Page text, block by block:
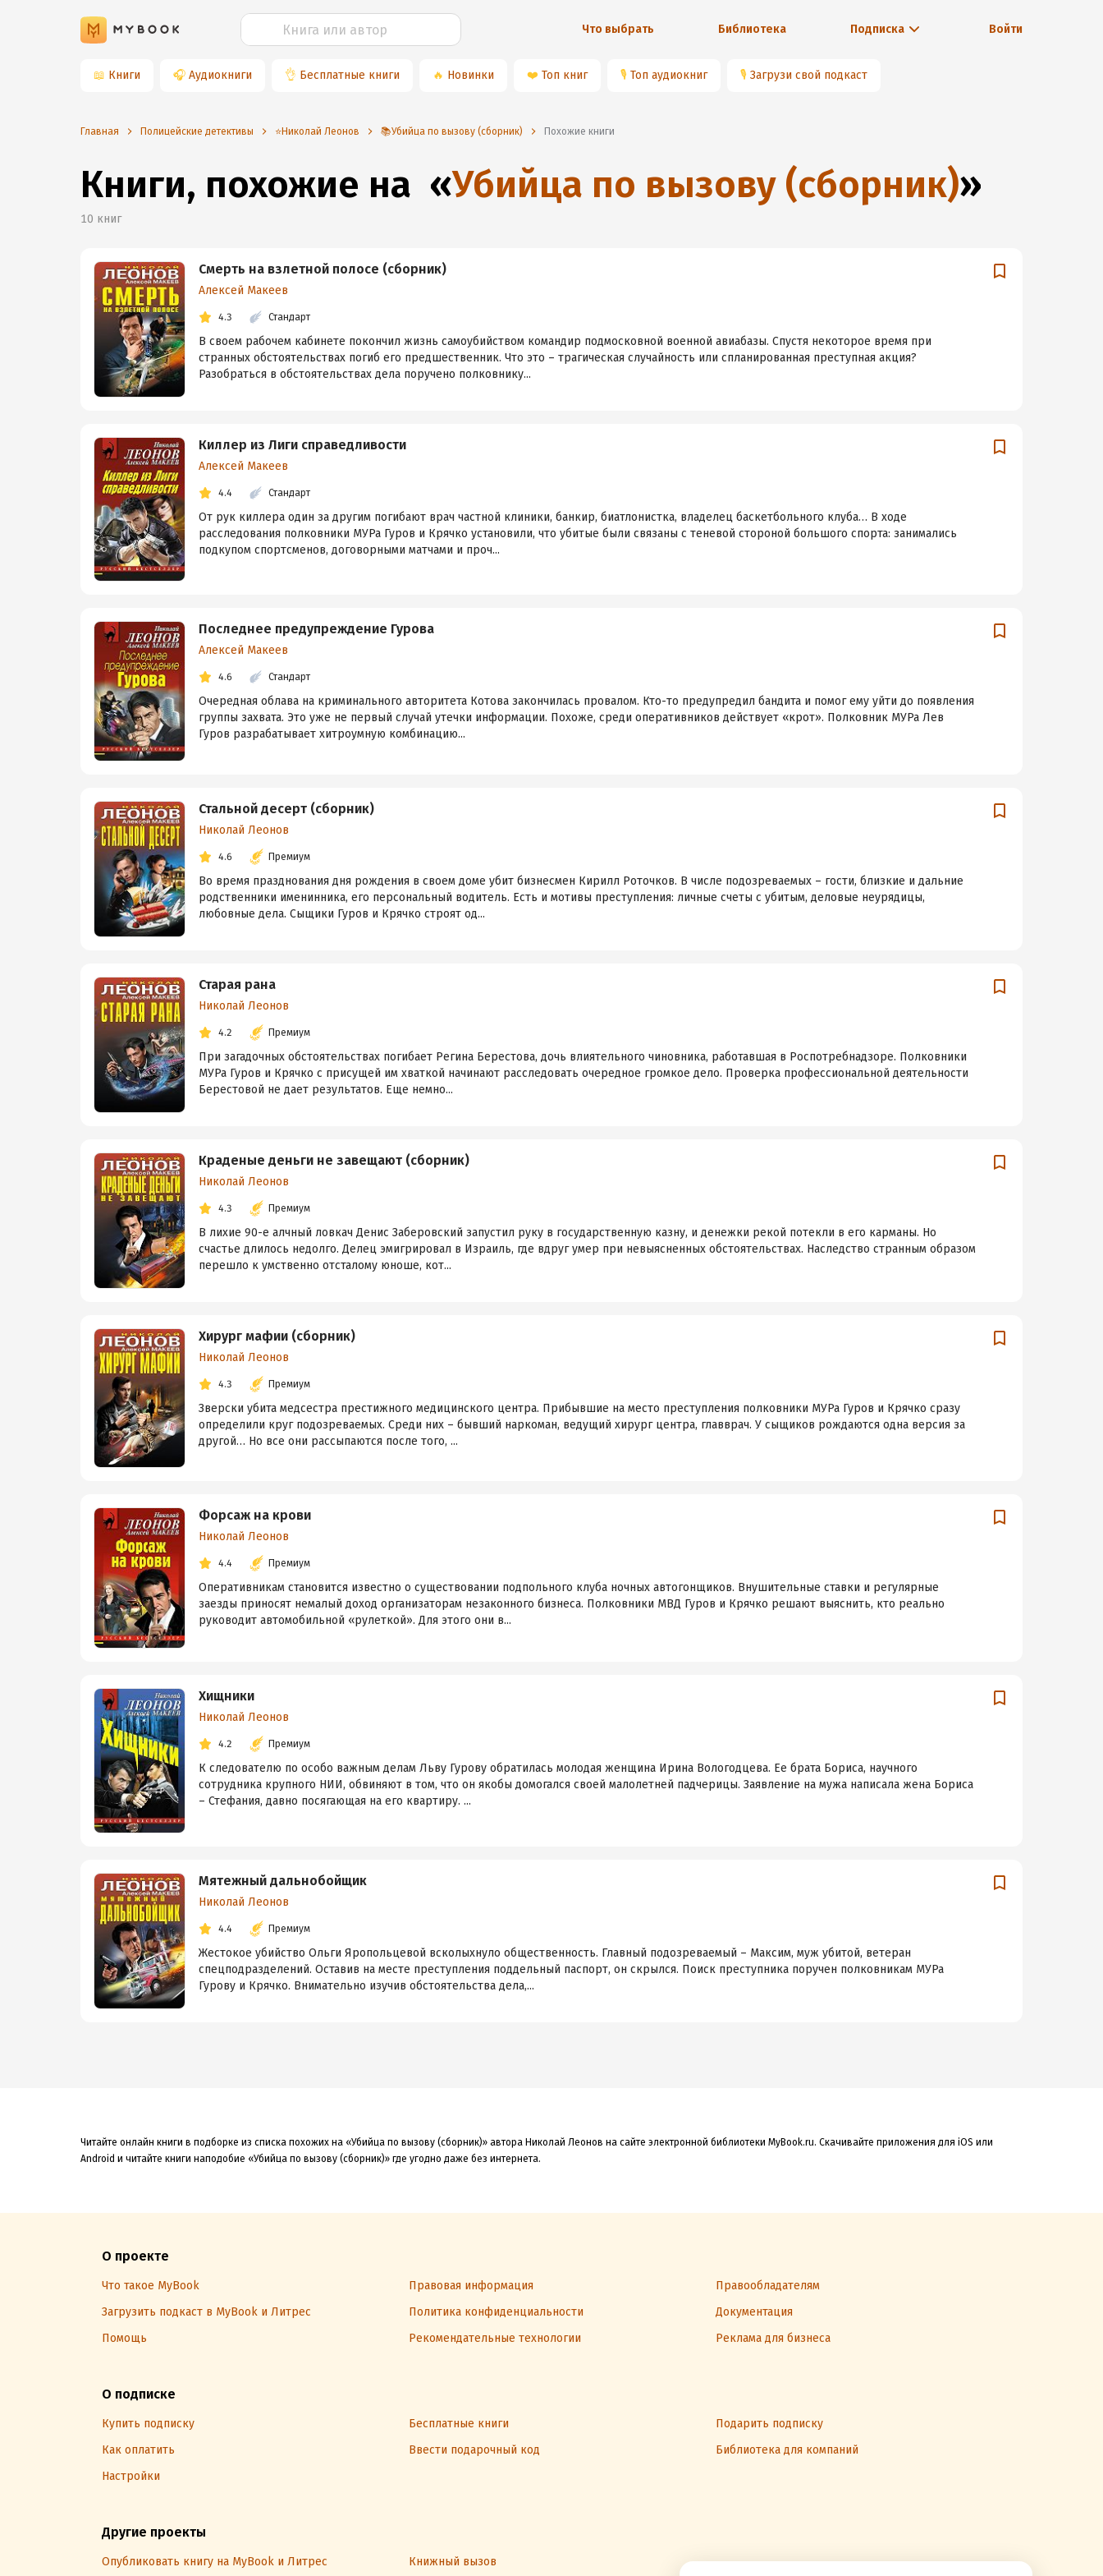
Что выбрать Библиотека Подписка Войти
📖 Книги 🎧 Аудиокниги 👌 Бесплатные книги 🔥 Новинки ❤️ Топ книг 🎙 Топ аудиокниг 🎙 Загрузи свой подкаст
Главная Полицейские детективы ⭐️Николай Леонов 📚Убийца по вызову (сборник) Похожие книги
Книги, похожие на «Убийца по вызову (сборник)»
10 книг
Смерть на взлетной полосе (сборник)
Алексей Макеев
4.3 Стандарт
В своем рабочем кабинете покончил жизнь самоубийством командир подмосковной военной авиабазы. Спустя некоторое время при
странных обстоятельствах погиб его предшественник. Что это – трагическая случайность или спланированная преступная акция?
Разобраться в обстоятельствах дела поручено полковнику...
Киллер из Лиги справедливости
Алексей Макеев
4.4 Стандарт
От рук киллера один за другим погибают врач частной клиники, банкир, биатлонистка, владелец баскетбольного клуба… В ходе
расследования полковники МУРа Гуров и Крячко установили, что убитые были связаны с теневой стороной большого спорта: занимались
подкупом спортсменов, договорными матчами и проч...
Последнее предупреждение Гурова
Алексей Макеев
4.6 Стандарт
Очередная облава на криминального авторитета Котова закончилась провалом. Кто-то предупредил бандита и помог ему уйти до появления
группы захвата. Это уже не первый случай утечки информации. Похоже, среди оперативников действует «крот». Полковник МУРа Лев
Гуров разрабатывает хитроумную комбинацию...
Стальной десерт (сборник)
Николай Леонов
4.6 Премиум
Во время празднования дня рождения в своем доме убит бизнесмен Кирилл Роточков. В числе подозреваемых – гости, близкие и дальние
родственники именинника, его персональный водитель. Есть и мотивы преступления: личные счеты с убитым, деловые неурядицы,
любовные дела. Сыщики Гуров и Крячко строят од...
Старая рана
Николай Леонов
4.2 Премиум
При загадочных обстоятельствах погибает Регина Берестова, дочь влиятельного чиновника, работавшая в Роспотребнадзоре. Полковники
МУРа Гуров и Крячко с присущей им хваткой начинают расследовать очередное громкое дело. Проверка профессиональной деятельности
Берестовой не дает результатов. Еще немно...
Краденые деньги не завещают (сборник)
Николай Леонов
4.3 Премиум
В лихие 90-е алчный ловкач Денис Заберовский запустил руку в государственную казну, и денежки рекой потекли в его карманы. Но
счастье длилось недолго. Делец эмигрировал в Израиль, где вдруг умер при невыясненных обстоятельствах. Наследство странным образом
перешло к умственно отсталому юноше, кот...
Хирург мафии (сборник)
Николай Леонов
4.3 Премиум
Зверски убита медсестра престижного медицинского центра. Прибывшие на место преступления полковники МУРа Гуров и Крячко сразу
определили круг подозреваемых. Среди них – бывший наркоман, ведущий хирург центра, главврач. У сыщиков рождаются одна версия за
другой… Но все они рассыпаются после того, ...
Форсаж на крови
Николай Леонов
4.4 Премиум
Оперативникам становится известно о существовании подпольного клуба ночных автогонщиков. Внушительные ставки и регулярные
заезды приносят немалый доход организаторам незаконного бизнеса. Полковники МВД Гуров и Крячко решают выяснить, кто реально
руководит автомобильной «рулеткой». Для этого они в...
Хищники
Николай Леонов
4.2 Премиум
К следователю по особо важным делам Льву Гурову обратилась молодая женщина Ирина Вологодцева. Ее брата Бориса, научного
сотрудника крупного НИИ, обвиняют в том, что он якобы домогался своей малолетней падчерицы. Заявление на мужа написала жена Бориса
– Стефания, давно посягающая на его квартиру. ...
Мятежный дальнобойщик
Николай Леонов
4.4 Премиум
Жестокое убийство Ольги Яропольцевой всколыхнуло общественность. Главный подозреваемый – Максим, муж убитой, ветеран
спецподразделений. Оставив на месте преступления поддельный паспорт, он скрылся. Поиск преступника поручен полковникам МУРа
Гурову и Крячко. Внимательно изучив обстоятельства дела,...
Читайте онлайн книги в подборке из списка похожих на «Убийца по вызову (сборник)» автора Николай Леонов на сайте электронной библиотеки MyBook.ru. Скачивайте приложения для iOS или
Android и читайте книги наподобие «Убийца по вызову (сборник)» где угодно даже без интернета.
О проекте
Что такое MyBook Правовая информация
Правообладателям
Загрузить подкаст в MyBook и Литрес
Политика конфиденциальности
Документация
Помощь
Рекомендательные технологии Реклама для бизнеса
О подписке
Купить подписку Бесплатные книги
Подарить подписку
Как оплатить
Ввести подарочный код
Библиотека для компаний
Настройки
Другие проекты
Опубликовать книгу на MyBook и Литрес Книжный вызов